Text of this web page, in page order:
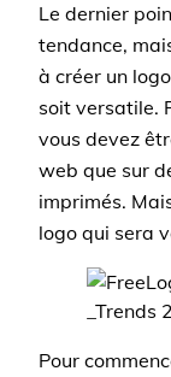
Le dernier
tendance,
à créer un
soit versatile.
vous devez
web que sur
imprimés.
logo qui sera
Pour